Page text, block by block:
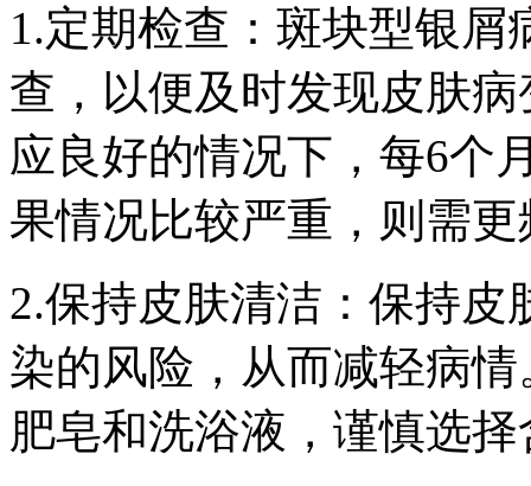
1.定期检查：斑块型银
查，以便及时发现皮肤
应良好的情况下，每6个
果情况比较严重，则需
2.保持皮肤清洁：保持
染的风险，从而减轻病
肥皂和洗浴液，谨慎选